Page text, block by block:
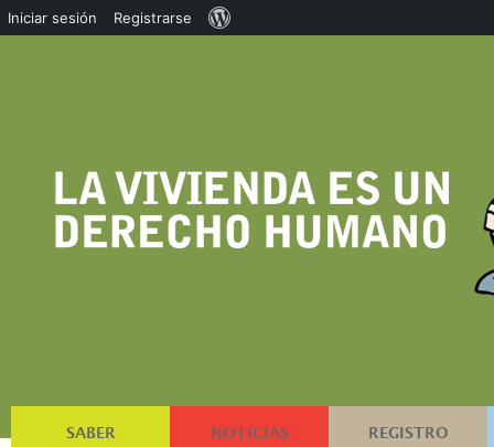
SABER NOTICIAS REGISTRO
Iniciar sesión Registrarse